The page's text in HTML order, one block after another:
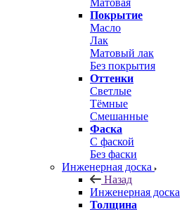
Матовая
Покрытие
Масло
Лак
Матовый лак
Без покрытия
Оттенки
Светлые
Тёмные
Смешанные
Фаска
С фаской
Без фаски
Инженерная доска
Назад
Инженерная доска
Толщина